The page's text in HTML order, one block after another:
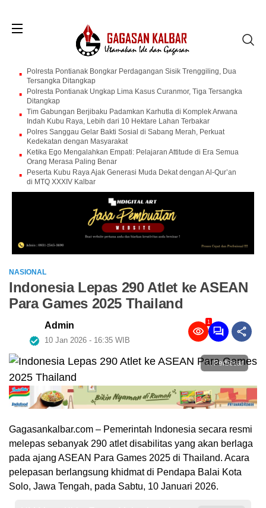
Polresta Pontianak Bongkar Perdagangan Sisik Trenggiling, Dua
Tersangka Ditangkap
Polresta Pontianak Ungkap Lima Kasus Curanmor, Tiga Tersangka
Ditangkap
Tim Gabungan Berjibaku Padamkan Karhutla di Komplek Arwana
Indah Kubu Raya, Lebih dari 10 Hektare Lahan Terbakar
Polres Sanggau Gelar Bakti Sosial di Sabang Merah, Perkuat
Kedekatan dengan Masyarakat
Ketika Ego Mengalahkan Empati: Pelajaran Attitude di Era Semua
Orang Merasa Paling Benar
Peserta Kubu Raya Ajak Generasi Muda Dekat dengan Al-Qur’an
di MTQ XXXIV Kalbar
NASIONAL
Indonesia Lepas 290 Atlet ke ASEAN
Para Games 2025 Thailand
Admin
10 Jan 2026 - 16:35 WIB
1
Perbesar
Gagasankalbar.com – Pemerintah Indonesia secara resmi
melepas sebanyak 290 atlet disabilitas yang akan berlaga
pada ajang ASEAN Para Games 2025 di Thailand. Acara
pelepasan berlangsung khidmat di Pendapa Balai Kota
Solo, Jawa Tengah, pada Sabtu, 10 Januari 2026.